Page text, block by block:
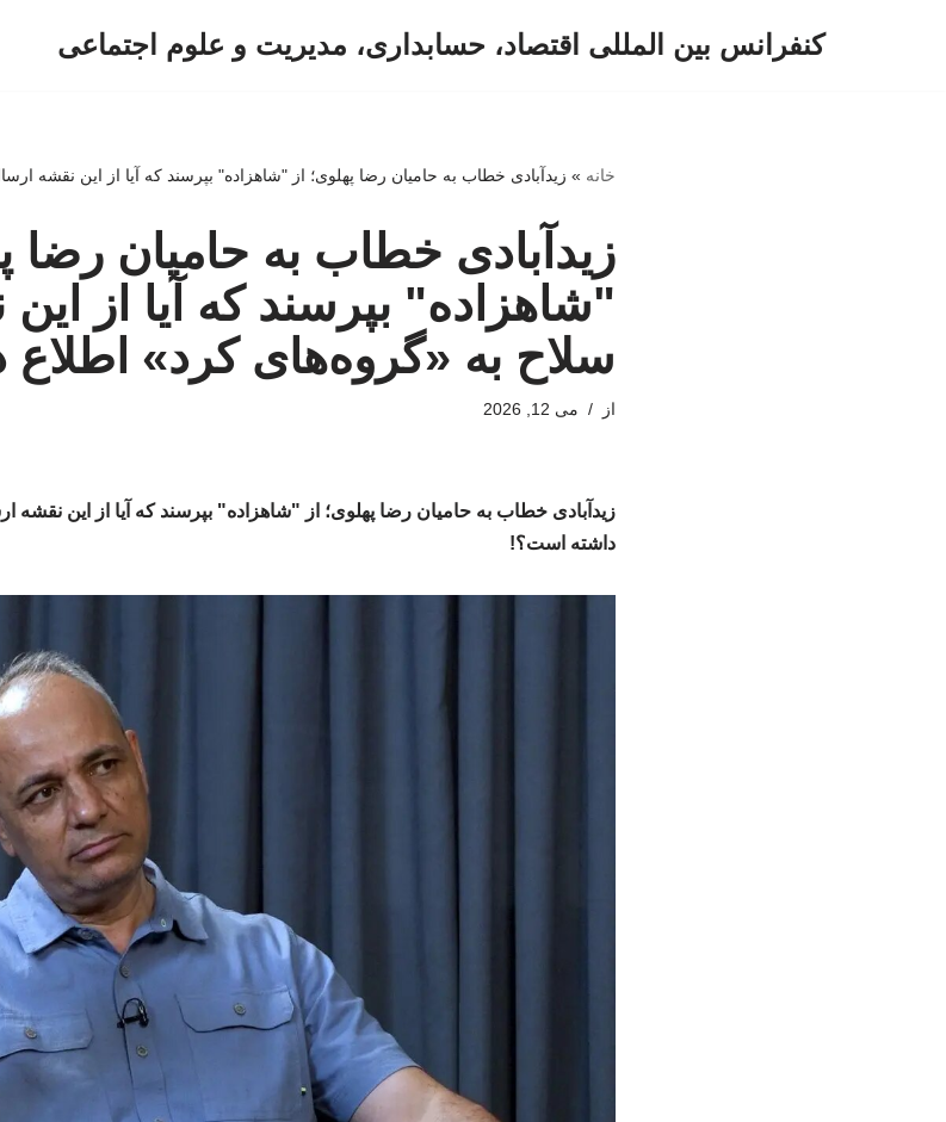
کنفرانس بین المللی اقتصاد، حسابداری، مدیریت و علوم اجتماعی
خانه » زیدآبادی خطاب به حامیان رضا پهلوی؛ از "شاهزاده" بپرسند که آیا از این نقشه
زیدآبادی خطاب به حامیان رضا
"شاهزاده" بپرسند که آیا از
سلاح به «گروه‌های کرد»
از می 12, 2026
زیدآبادی خطاب به حامیان رضا پهلوی؛ از "شاهزاده" بپرسند که آیا از این
داشته است؟!